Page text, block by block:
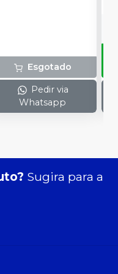
Esgotado
Pedir via
Whatsapp
Sugira para a